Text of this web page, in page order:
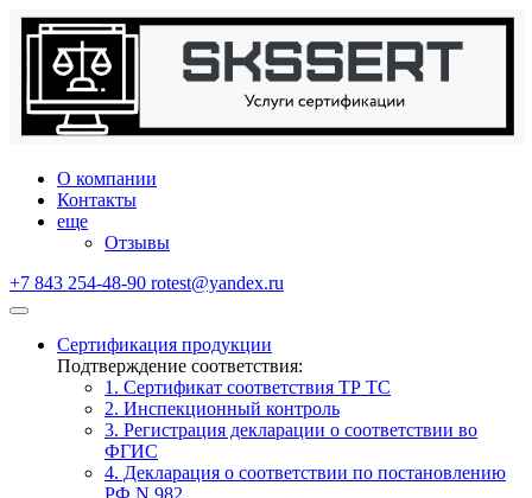
О компании
Контакты
еще
Отзывы
+7 843 254-48-90 rotest@yandex.ru
Сертификация продукции
Подтверждение соответствия:
1. Сертификат соответствия ТР ТС
2. Инспекционный контроль
3. Регистрация декларации о соответствии во
ФГИС
4. Декларация о соответствии по постановлению
РФ N 982